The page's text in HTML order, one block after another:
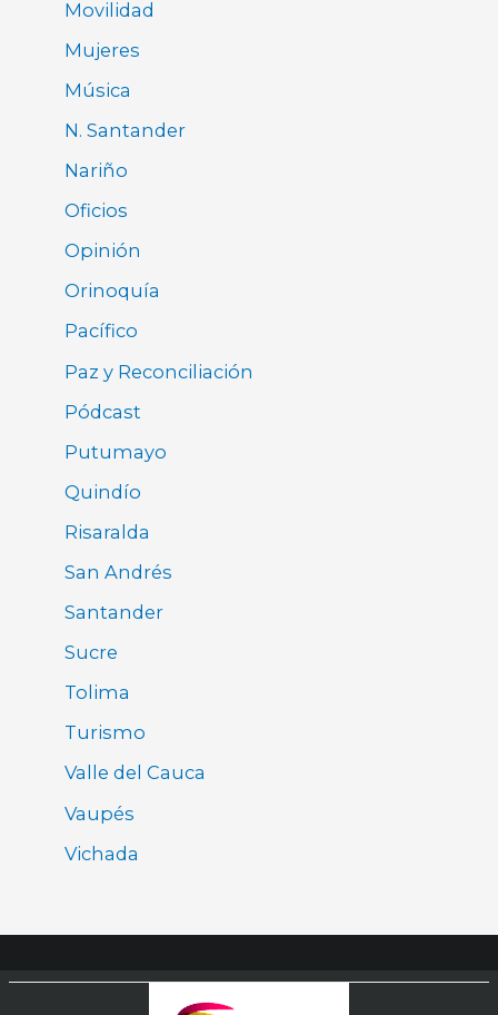
Movilidad
Mujeres
Música
N. Santander
Nariño
Oficios
Opinión
Orinoquía
Pacífico
Paz y Reconciliación
Pódcast
Putumayo
Quindío
Risaralda
San Andrés
Santander
Sucre
Tolima
Turismo
Valle del Cauca
Vaupés
Vichada